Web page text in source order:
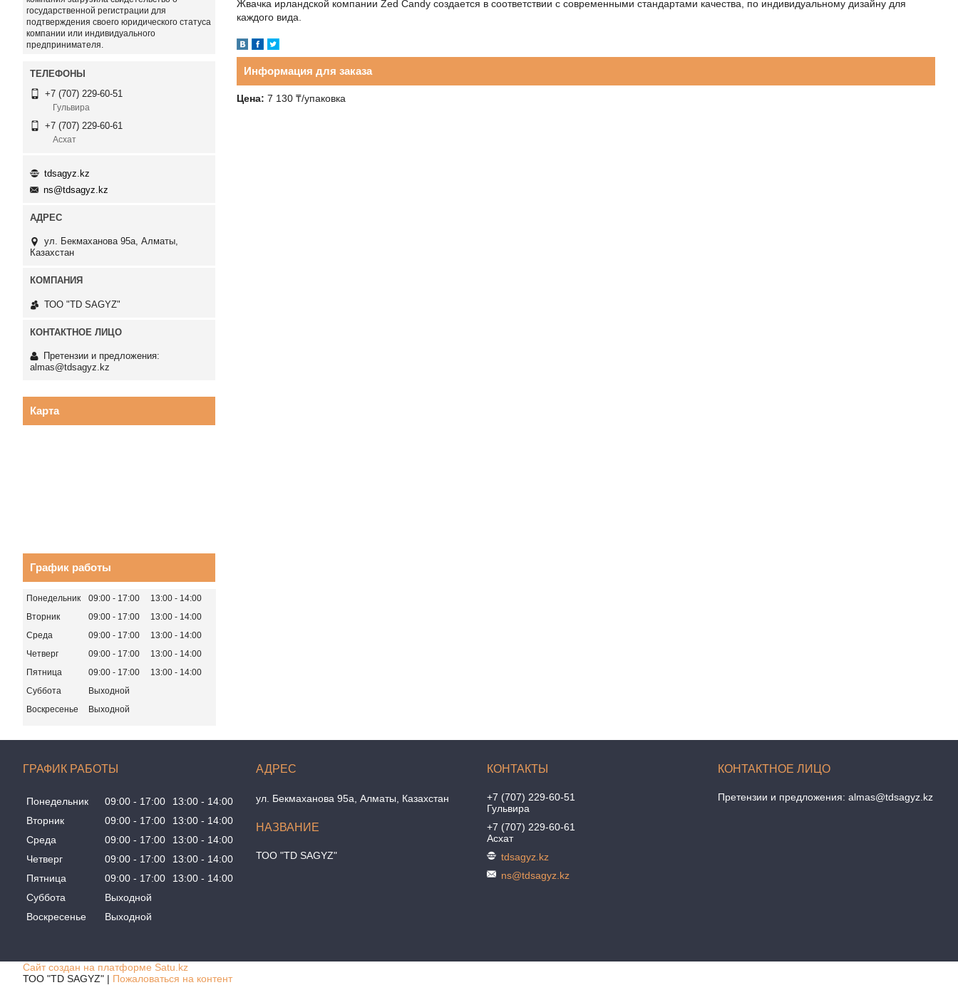
Жвачка ирландской компании Zed Candy создается в соответствии с современными стандартами качества, по индивидуальному дизайну для
каждого вида.
Информация для заказа
Цена: 7 130 ₸/упаковка
государственной регистрации для
подтверждения своего юридического статуса
компании или индивидуального
предпринимателя.
+7 (707) 229-60-51
Гульвира
+7 (707) 229-60-61
Асхат
tdsagyz.kz
ns@tdsagyz.kz
ул. Бекмаханова 95а, Алматы,
Казахстан
ТОО "TD SAGYZ"
Претензии и предложения:
almas@tdsagyz.kz
Карта
График работы
Понедельник 09:00 17:00 13:00
14:00
Вторник
09:00 17:00 13:00
14:00
Среда
09:00 17:00 13:00
14:00
Четверг
09:00 17:00 13:00
14:00
Пятница
09:00 17:00 13:00
14:00
Суббота
Выходной
Воскресенье
Выходной
ГРАФИК РАБОТЫ
Понедельник 09:00 17:00 13:00
14:00
Вторник
09:00 17:00 13:00
14:00
Среда
09:00 17:00 13:00
14:00
Четверг
09:00 17:00 13:00
14:00
Пятница
09:00 17:00 13:00
14:00
Суббота
Выходной
Воскресенье
Выходной
ул. Бекмаханова 95а, Алматы, Казахстан
ТОО "TD SAGYZ"
+7 (707) 229-60-51
Гульвира
+7 (707) 229-60-61
Асхат
tdsagyz.kz
ns@tdsagyz.kz
Претензии и предложения: almas@tdsagyz.kz
Сайт создан на платформе Satu.kz
ТОО "TD SAGYZ" | Пожаловаться на контент